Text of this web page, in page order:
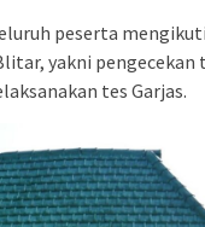
peserta
yakni
tes Garjas.